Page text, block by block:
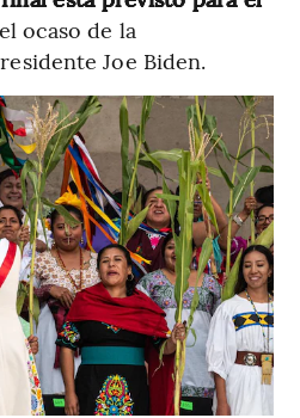
ocaso de la
Joe Biden.